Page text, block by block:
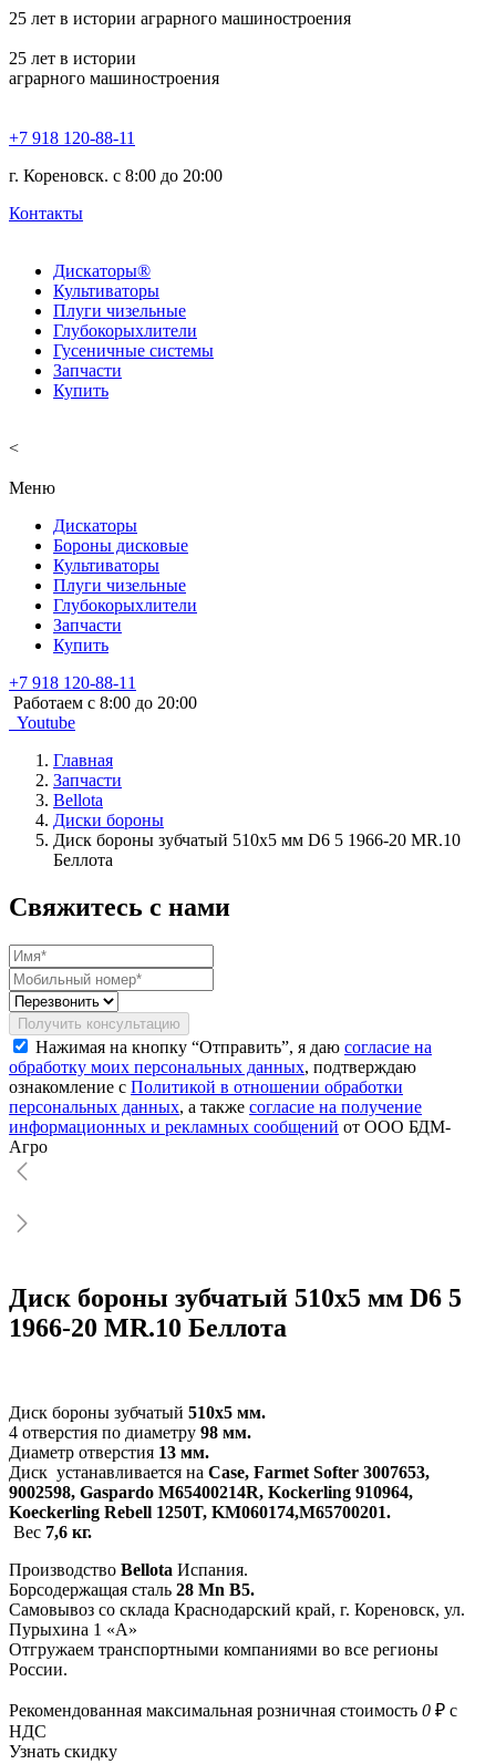
25 лет в истории аграрного машиностроения
25 лет в истории
аграрного машиностроения
+7 918 120-88-11
г. Кореновск. c 8:00 до 20:00
Контакты
Дискаторы®
Культиваторы
Плуги чизельные
Глубокорыхлители
Гусеничные системы
Запчасти
Купить
<
Меню
Дискаторы
Бороны дисковые
Культиваторы
Плуги чизельные
Глубокорыхлители
Запчасти
Купить
+7 918 120-88-11
Работаем c 8:00 до 20:00
Youtube
Главная
Запчасти
Bellota
Диски бороны
Диск бороны зубчатый 510х5 мм D6 5 1966-20 MR.10
Беллота
Свяжитесь с нами
Получить консультацию
Нажимая на кнопку “Отправить”, я даю согласие на
обработку моих персональных данных, подтверждаю
ознакомление с Политикой в отношении обработки
персональных данных, а также согласие на получение
информационных и рекламных сообщений от ООО БДМ-
Агро
Диск бороны зубчатый 510х5 мм D6 5
1966-20 MR.10 Беллота
Диск бороны зубчатый 510х5 мм.
4 отверстия по диаметру 98 мм.
Диаметр отверстия 13 мм.
Диск устанавливается на Case, Farmet Softer 3007653,
9002598, Gaspardo M65400214R, Kockerlіng 910964,
Koeckerling Rebell 1250T, KM060174,M65700201.
Вес 7,6 кг.
Производство Bellota Испания.
Борсодержащая сталь 28 Mn B5.
Самовывоз со склада Краснодарский край, г. Кореновск, ул.
Пурыхина 1 «А»
Отгружаем транспортными компаниями во все регионы
России.
Рекомендованная максимальная розничная стоимость 0 ₽ с
НДС
Узнать скидку